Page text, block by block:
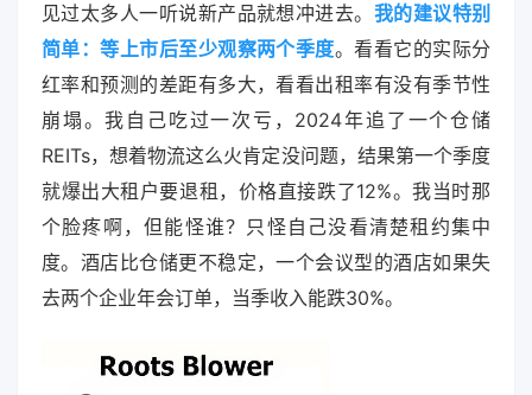
见过太多人一听说新产品就想冲进去。 我的建议特别
简单：等上市后至少观察两个季度。看看它的实际分
红率和预测的差距有多大，看看出租率有没有季节性
崩塌。我自己吃过一次亏，2024年追了一个仓储
REITs，想着物流这么火肯定没问题，结果第一个季度
就爆出大租户要退租，价格直接跌了12%。我当时那
个脸疼啊，但能怪谁？只怪自己没看清楚租约集中
度。酒店比仓储更不稳定，一个会议型的酒店如果失
去两个企业年会订单，当季收入能跌30%。